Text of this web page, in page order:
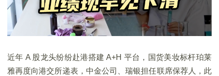
近年 A 股龙头纷纷赴港搭建 A+H 平台，国货美妆标杆珀莱
雅再度向港交所递表，中金公司、瑞银担任联席保荐人，此